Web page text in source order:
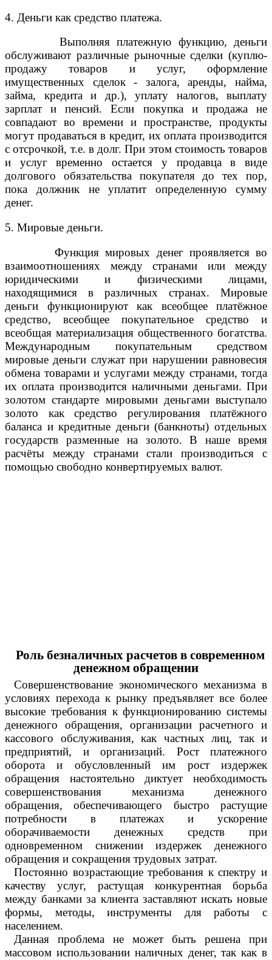
4. Деньги как средство платежа.
Выполняя платежную функцию, деньги
обслуживают различные рыночные сделки (куплю-
продажу товаров и услуг, оформление
имущественных сделок - залога, аренды, найма,
займа, кредита и др.), уплату налогов, выплату
зарплат и пенсий. Если покупка и продажа не
совпадают во времени и пространстве, продукты
могут продаваться в кредит, их оплата производится
с отсрочкой, т.е. в долг. При этом стоимость товаров
и услуг временно остается у продавца в виде
долгового обязательства покупателя до тех пор,
пока должник не уплатит определенную сумму
денег.
5. Мировые деньги.
Функция мировых денег проявляется во
взаимоотношениях между странами или между
юридическими и физическими лицами,
находящимися в различных странах. Мировые
деньги функционируют как всеобщее платёжное
средство, всеобщее покупательное средство и
всеобщая материализация общественного богатства.
Международным покупательным средством
мировые деньги служат при нарушении равновесия
обмена товарами и услугами между странами, тогда
их оплата производится наличными деньгами. При
золотом стандарте мировыми деньгами выступало
золото как средство регулирования платёжного
баланса и кредитные деньги (банкноты) отдельных
государств разменные на золото. В наше время
расчёты между странами стали производиться с
помощью свободно конвертируемых валют.
Роль безналичных расчетов в современном
денежном обращении
Совершенствование экономического механизма в
условиях перехода к рынку предъявляет все более
высокие требования к функционированию системы
денежного обращения, организации расчетного и
кассового обслуживания, как частных лиц, так и
предприятий, и организаций. Рост платежного
оборота и обусловленный им рост издержек
обращения настоятельно диктует необходимость
совершенствования механизма денежного
обращения, обеспечивающего быстро растущие
потребности в платежах и ускорение
оборачиваемости денежных средств при
одновременном снижении издержек денежного
обращения и сокращения трудовых затрат.
Постоянно возрастающие требования к спектру и
качеству услуг, растущая конкурентная борьба
между банками за клиента заставляют искать новые
формы, методы, инструменты для работы с
населением.
Данная проблема не может быть решена при
массовом использовании наличных денег, так как в